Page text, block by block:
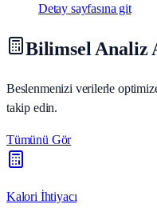
Detay sayfasına git
Bilimsel Analiz
Beslenmenizi verilerle
takip edin.
Tümünü Gör
Kalori İhtiyacı